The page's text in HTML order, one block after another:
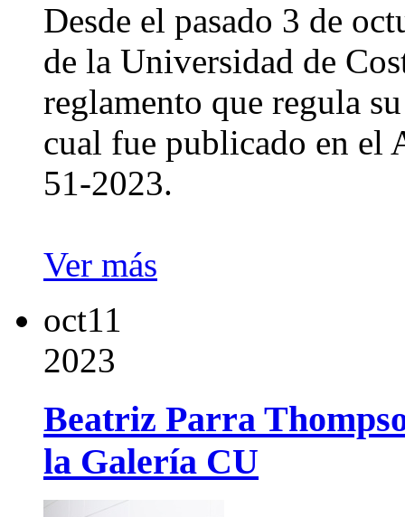
Desde el pasado 3 de
de la Universidad de
reglamento que regula
cual fue publicado en el
51-2023.
Ver más
oct11
2023
Beatriz Parra
la Galería CU